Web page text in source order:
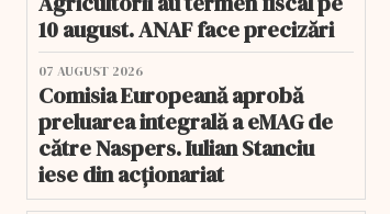
10 august. ANAF face precizări
07 AUGUST 2026
Comisia Europeană aprobă
preluarea integrală a eMAG de
către Naspers. Iulian Stanciu
iese din acționariat